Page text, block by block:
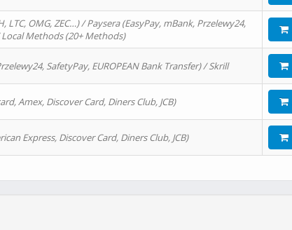
LTC, OMG, ZEC…) / Paysera (EasyPay, mBank, Przelewy24,
Local Methods (20+ Methods)
SafetyPay, EUROPEAN Bank Transfer) / Skrill
Amex, Discover Card, Diners Club, JCB)
Express, Discover Card, Diners Club, JCB)